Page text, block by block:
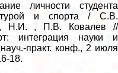
личности студента
и спорта / С.В.
Н.И. , П.В. Ковалев //
интеграция науки и
пpaкт. конф., 2 июля
18.